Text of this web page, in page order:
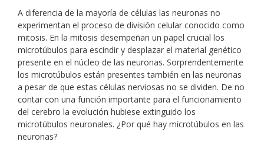
A diferencia de la mayoría de células las neuronas no
experimentan el proceso de división celular conocido como
mitosis. En la mitosis desempeñan un papel crucial los
microtúbulos para escindir y desplazar el material genético
presente en el núcleo de las neuronas. Sorprendentemente
los microtúbulos están presentes también en las neuronas
a pesar de que estas células nerviosas no se dividen. De no
contar con una función importante para el funcionamiento
del cerebro la evolución hubiese extinguido los
microtúbulos neuronales. ¿Por qué hay microtúbulos en las
neuronas?